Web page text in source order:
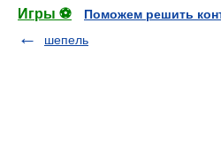
Игры ⚽
Поможем решить
шепель